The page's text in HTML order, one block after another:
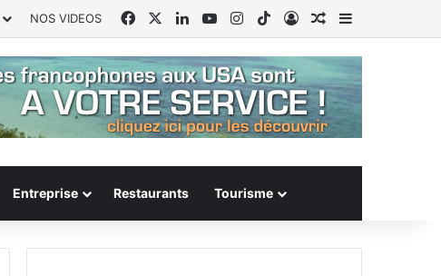
NOS VIDEOS FacebookLinkedinYouTubeInstagram
TikTokConnexion
Article Aléatoire
Sidebar
Entreprise Restaurants Tourisme